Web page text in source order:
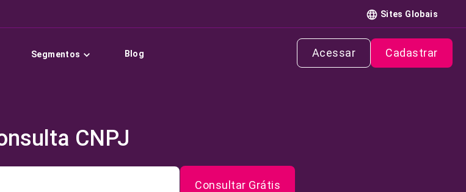
Sites Globais
Segmentos Blog Acessar Cadastrar
CNPJ
Consultar Grátis